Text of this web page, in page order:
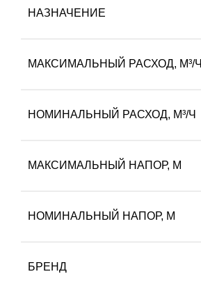
НАЗНАЧЕНИЕ
МАКСИМАЛЬНЫЙ РАСХОД, М³/Ч
НОМИНАЛЬНЫЙ РАСХОД, М³/Ч
МАКСИМАЛЬНЫЙ НАПОР, М
НОМИНАЛЬНЫЙ НАПОР, М
БРЕНД